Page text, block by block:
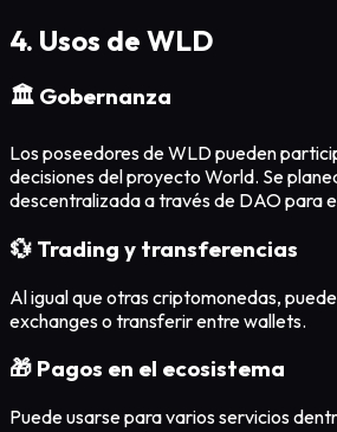
4. Usos de WLD
🏛️ Gobernanza
Los poseedores de WLD pueden
decisiones del proyecto World. Se
descentralizada a través de DAO para
💱 Trading y transferencias
Al igual que otras criptomonedas,
exchanges o transferir entre wallets.
🎁 Pagos en el ecosistema
Puede usarse para varios servicios